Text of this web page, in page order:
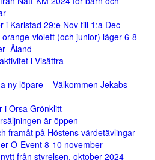
i Karlstad 29:e Nov till 1:a Dec
orange-violett (och junior) läger 6-8
Åland
i Visättra
ny löpare – Välkommen Jekabs
i Orsa Grönklitt
är öppen
framåt på Höstens värdetävlingar
O-Event 8-10 november
från styrelsen, oktober 2024